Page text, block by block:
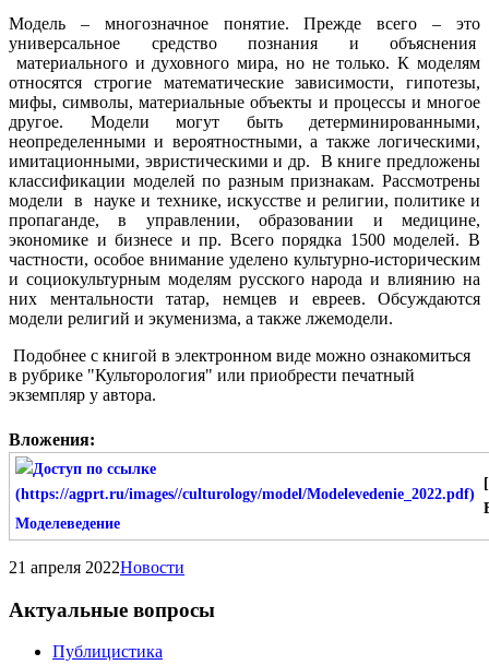
Модель – многозначное понятие. Прежде всего – это
универсальное средство познания и объяснения
материального и духовного мира, но не только. К моделям
относятся строгие математические зависимости, гипотезы,
мифы, символы, материальные объекты и процессы и многое
другое. Модели могут быть детерминированными,
неопределенными и вероятностными, а также логическими,
имитационными, эвристическими и др. В книге предложены
классификации моделей по разным признакам. Рассмотрены
модели в науке и технике, искусстве и религии, политике и
пропаганде, в управлении, образовании и медицине,
экономике и бизнесе и пр. Всего порядка 1500 моделей. В
частности, особое внимание уделено культурно-историческим
и социокультурным моделям русского народа и влиянию на
них ментальности татар, немцев и евреев. Обсуждаются
модели религий и экуменизма, а также лжемодели.
Подобнее с книгой в электронном виде можно ознакомиться
в рубрике "Культорология" или приобрести печатный
экземпляр у автора.
Вложения:
Моделеведение
21 апреля 2022Новости
Актуальные вопросы
Публицистика